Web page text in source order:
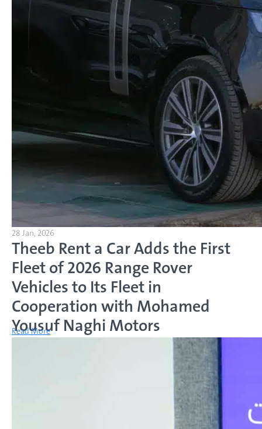
28 Jan, 2026
Theeb Rent a Car Adds the First
Fleet of 2026 Range Rover
Vehicles to Its Fleet in
Cooperation with Mohamed
Yousuf Naghi Motors
Read More